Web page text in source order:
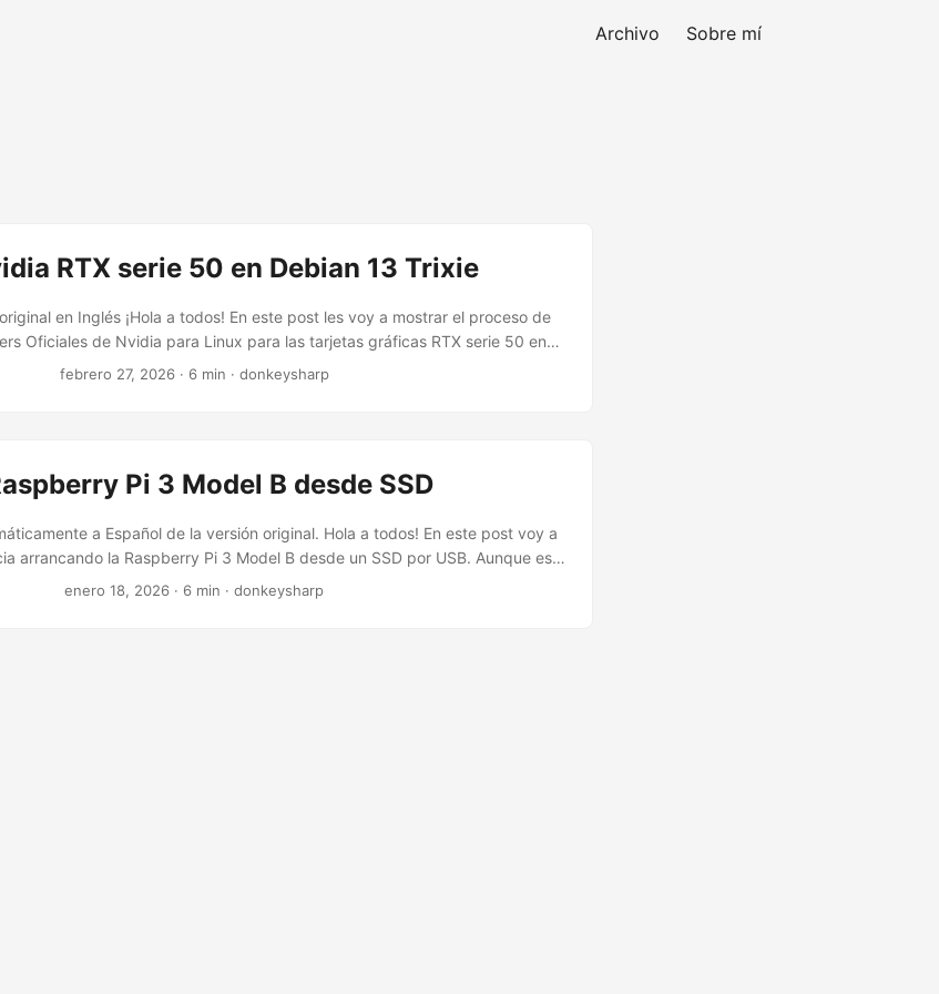
Archivo Sobre mí
RTX serie 50 en Debian 13 Trixie
en Inglés ¡Hola a todos! En este post les voy a mostrar el proceso de
Oficiales de Nvidia para Linux para las tarjetas gráficas RTX serie 50 en
Algunos problemas que encontré y otros escenarios a considerar como
febrero 27, 2026· 6 min · donkeysharp
Pi 3 Model B desde SSD
a Español de la versión original. Hola a todos! En este post voy a
arrancando la Raspberry Pi 3 Model B desde un SSD por USB. Aunque es
casi un año, quería compartirlo… ¡perdón por el retraso de 1 año xD!
enero 18, 2026 · 6 min · donkeysharp